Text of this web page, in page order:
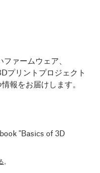
ファームウェア、
プリントプロジェクト
報をお届けします。
"Basics of 3D
。